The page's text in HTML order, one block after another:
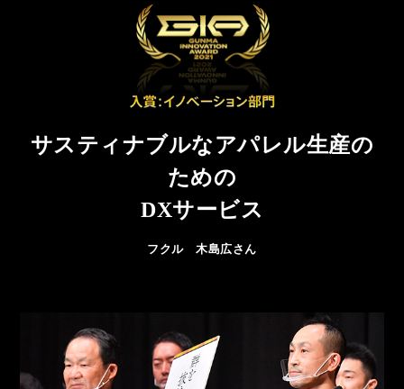
サスティナブルなアパレル生産の
ための
DXサービス
フクル 木島広さん